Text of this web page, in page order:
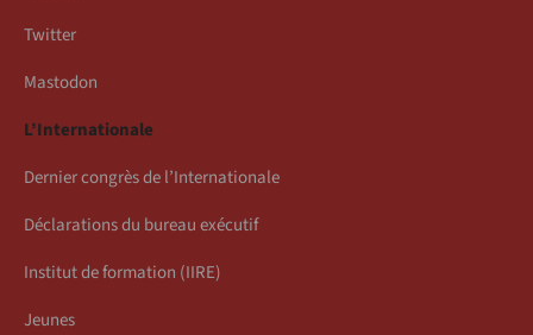
Twitter
Mastodon
L’Internationale
Dernier congrès de l’Internationale
Déclarations du bureau exécutif
Institut de formation (IIRE)
Jeunes